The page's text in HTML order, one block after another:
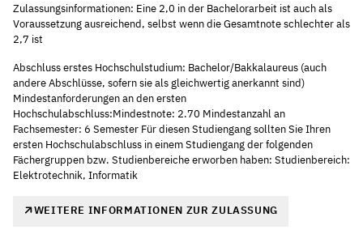
Zulassungsinformationen: Eine 2,0 in der Bachelorarbeit ist auch als
Voraussetzung ausreichend, selbst wenn die Gesamtnote schlechter als
2,7 ist
Abschluss erstes Hochschulstudium: Bachelor/Bakkalaureus (auch
andere Abschlüsse, sofern sie als gleichwertig anerkannt sind)
Mindestanforderungen an den ersten
Hochschulabschluss:Mindestnote: 2.70 Mindestanzahl an
Fachsemester: 6 Semester Für diesen Studiengang sollten Sie Ihren
ersten Hochschulabschluss in einem Studiengang der folgenden
Fächergruppen bzw. Studienbereiche erworben haben: Studienbereich:
Elektrotechnik, Informatik
WEITERE INFORMATIONEN ZUR ZULASSUNG